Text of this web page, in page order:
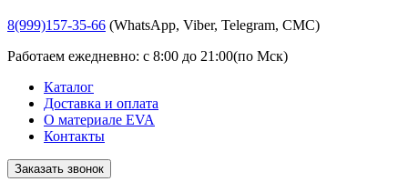
8(999)157-35-66 (WhatsApp, Viber, Telegram, СМС)
Работаем ежедневно: с 8:00 до 21:00(по Мск)
Каталог
Доставка и оплата
О материале EVA
Контакты
Заказать звонок